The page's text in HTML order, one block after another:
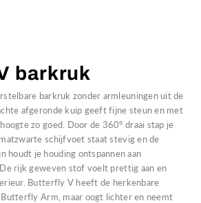
barkruk
barkruk zonder armleuningen uit de
afgeronde kuip geeft fijne steun en met
zo goed. Door de 360° draai stap je
schijfvoet staat stevig en de
houdt je houding ontspannen aan
rijk geweven stof voelt prettig aan en
Butterfly V heeft de herkenbare
Arm, maar oogt lichter en neemt